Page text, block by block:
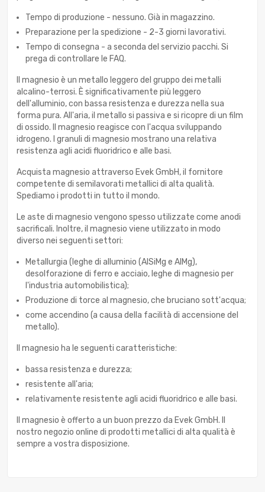
Tempo di produzione - nessuno. Già in magazzino.
Preparazione per la spedizione - 2-3 giorni lavorativi.
Tempo di consegna - a seconda del servizio pacchi. Si
prega di controllare le FAQ.
Il magnesio è un metallo leggero del gruppo dei metalli
alcalino-terrosi. È significativamente più leggero
dell'alluminio, con bassa resistenza e durezza nella sua
forma pura. All'aria, il metallo si passiva e si ricopre di un film
di ossido. Il magnesio reagisce con l'acqua sviluppando
idrogeno. I granuli di magnesio mostrano una relativa
resistenza agli acidi fluoridrico e alle basi.
Acquista magnesio attraverso Evek GmbH, il fornitore
competente di semilavorati metallici di alta qualità.
Spediamo i prodotti in tutto il mondo.
Le aste di magnesio vengono spesso utilizzate come anodi
sacrificali. Inoltre, il magnesio viene utilizzato in modo
diverso nei seguenti settori:
Metallurgia (leghe di alluminio (AlSiMg e AlMg),
desolforazione di ferro e acciaio, leghe di magnesio per
l'industria automobilistica);
Produzione di torce al magnesio, che bruciano sott'acqua;
come accendino (a causa della facilità di accensione del
metallo).
Il magnesio ha le seguenti caratteristiche:
bassa resistenza e durezza;
resistente all'aria;
relativamente resistente agli acidi fluoridrico e alle basi.
Il magnesio è offerto a un buon prezzo da Evek GmbH. Il
nostro negozio online di prodotti metallici di alta qualità è
sempre a vostra disposizione.